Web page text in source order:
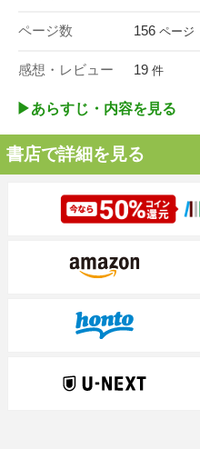
ページ数 156 ページ
感想・レビュー 19 件
▶︎あらすじ・内容を見る
書店で詳細を見る